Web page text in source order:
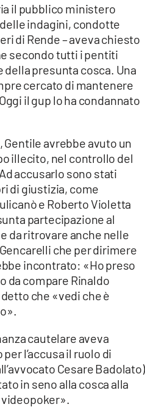
il pubblico ministero
indagini, condotte
di Rende – aveva chiesto
secondo tutti i pentiti
della presunta cosca. Una
cercato di mantenere
il gup lo ha condannato
avrebbe avuto un
illecito, nel controllo del
accusarlo sono stati
di giustizia, come
e Roberto Violetta
partecipazione al
da ritrovare anche nelle
che per dirimere
incontrato: «Ho preso
da compare Rinaldo
che «vedi che è
cautelare aveva
l’accusa il ruolo di
Cesare Badolato)
in seno alla cosca alla